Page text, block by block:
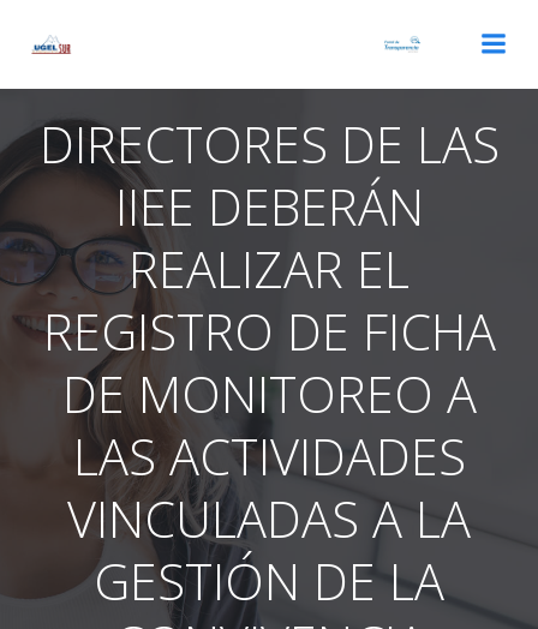
DIRECTORES DE LAS
IIEE DEBERÁN
REALIZAR EL
REGISTRO DE FICHA
DE MONITOREO A
LAS ACTIVIDADES
VINCULADAS A LA
GESTIÓN DE LA